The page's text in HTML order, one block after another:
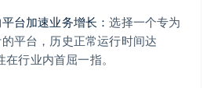
台加速业务增长：选择一个专为
平台，历史正常运行时间达
行业内首屈一指。